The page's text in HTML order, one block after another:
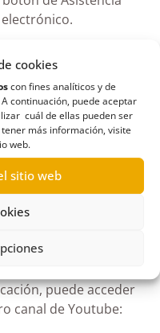
cookies
con fines analíticos y de
continuación, puede aceptar
cuál de ellas pueden ser
más información, visite
web.
sitio web
de la
baja permisos de
en el botón
altas de nuevos
en la
solicitadas por su
formulario:
publico/pr
puede acceder
canal de Youtube: